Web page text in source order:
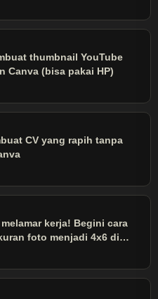
thumbnail YouTube
Canva (bisa pakai HP)
CV yang rapih tanpa
kerja! Begini cara
foto menjadi 4x6 di